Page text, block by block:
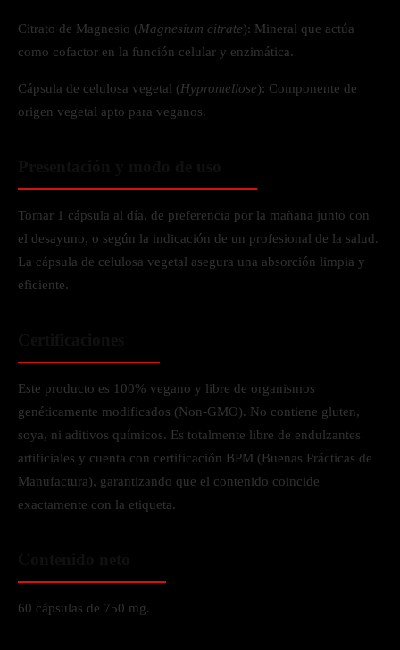
Citrato de Magnesio (Magnesium citrate): Mineral que actúa
como cofactor en la función celular y enzimática.
Cápsula de celulosa vegetal (Hypromellose): Componente de
origen vegetal apto para veganos.
Tomar 1 cápsula al día, de preferencia por la mañana junto con
el desayuno, o según la indicación de un profesional de la salud.
La cápsula de celulosa vegetal asegura una absorción limpia y
eficiente.
Este producto es 100% vegano y libre de organismos
genéticamente modificados (Non-GMO). No contiene gluten,
soya, ni aditivos químicos. Es totalmente libre de endulzantes
artificiales y cuenta con certificación BPM (Buenas Prácticas de
Manufactura), garantizando que el contenido coincide
exactamente con la etiqueta.
60 cápsulas de 750 mg.